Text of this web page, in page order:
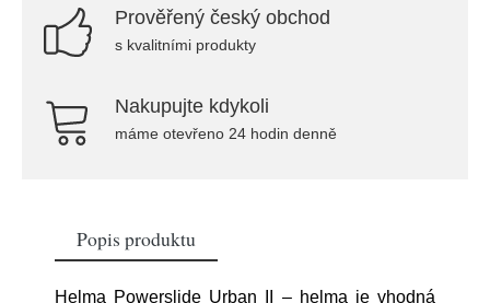
Prověřený český obchod
s kvalitními produkty
Nakupujte kdykoli
máme otevřeno 24 hodin denně
Popis produktu
Helma Powerslide Urban II – helma je vhodná